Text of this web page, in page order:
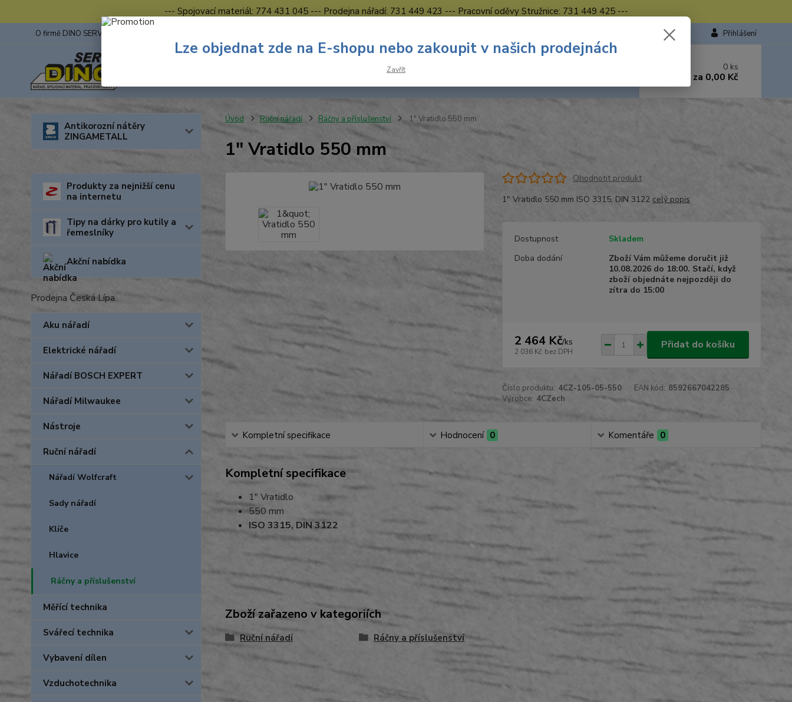
--- Spojovací materiál: 774 431 045 --- Prodejna nářadí: 731 449 423 --- Pracovní oděvy Stružnice: 731 449 425 ---
O firmě DINO SERVIS s.r.o. Přihlášení
Hledat
Nevíte si rady? Zavolejte.
0 ks
za 0,00 Kč
Antikorozní nátěry
ZINGAMETALL
Produkty za nejnižší cenu
na internetu
Tipy na dárky pro kutily a
řemeslníky
Akční nabídka
Prodejna Česká Lípa
Aku nářadí
Elektrické nářadí
Nářadí BOSCH EXPERT
Nářadí Milwaukee
Nástroje
Ruční nářadí
Nářadí Wolfcraft
Sady nářadí
Klíče
Hlavice
Ráčny a příslušenství
Měřící technika
Svářecí technika
Vybavení dílen
Vzduchotechnika
Úvod Ruční nářadí Ráčny a příslušenství 1" Vratidlo 550 mm
1" Vratidlo 550 mm
Ohodnotit produkt
1" Vratidlo 550 mm ISO 3315, DIN 3122 celý popis
Dostupnost
Skladem
Doba dodání
Zboží Vám můžeme doručit již
10.08.2026 do 18:00. Stačí, když
zboží objednáte nejpozději do
zítra do 15:00
2 464 Kč/ks
2 036 Kč bez DPH
Přidat do košíku
Číslo produktu: 4CZ-105-05-550 EAN kód: 8592667042285
Výrobce: 4CZech
Kompletní specifikace Hodnocení 0 Komentáře 0
Kompletní specifikace
1" Vratidlo
550 mm
ISO 3315, DIN 3122
Zboží zařazeno v kategoriích
Ruční nářadí Ráčny a příslušenství
Lze objednat zde na E-shopu nebo zakoupit v našich prodejnách
Zavřít